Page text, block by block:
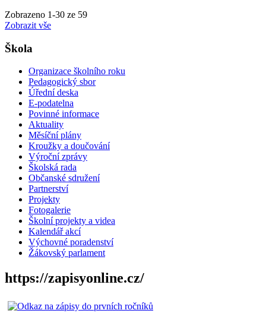
Zobrazeno 1-30 ze 59
Zobrazit vše
Škola
Organizace školního roku
Pedagogický sbor
Úřední deska
E-podatelna
Povinné informace
Aktuality
Měsíční plány
Kroužky a doučování
Výroční zprávy
Školská rada
Občanské sdružení
Partnerství
Projekty
Fotogalerie
Školní projekty a videa
Kalendář akcí
Výchovné poradenství
Žákovský parlament
https://zapisyonline.cz/